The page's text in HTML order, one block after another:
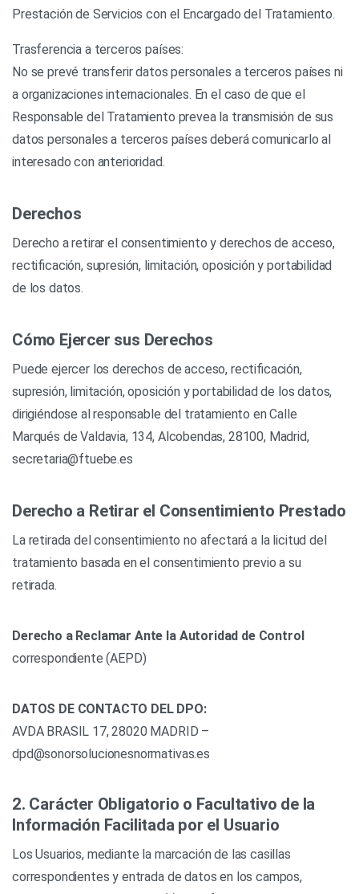
Prestación de Servicios con el Encargado del Tratamiento.
Trasferencia a terceros países:
No se prevé transferir datos personales a terceros países ni
a organizaciones internacionales. En el caso de que el
Responsable del Tratamiento prevea la transmisión de sus
datos personales a terceros países deberá comunicarlo al
interesado con anterioridad.
Derechos
Derecho a retirar el consentimiento y derechos de acceso,
rectificación, supresión, limitación, oposición y portabilidad
de los datos.
Cómo Ejercer sus Derechos
Puede ejercer los derechos de acceso, rectificación,
supresión, limitación, oposición y portabilidad de los datos,
dirigiéndose al responsable del tratamiento en Calle
Marqués de Valdavia, 134, Alcobendas, 28100, Madrid,
secretaria@ftuebe.es
Derecho a Retirar el Consentimiento Prestado
La retirada del consentimiento no afectará a la licitud del
tratamiento basada en el consentimiento previo a su
retirada.
Derecho a Reclamar Ante la Autoridad de Control
correspondiente (AEPD)
DATOS DE CONTACTO DEL DPO:
AVDA BRASIL 17, 28020 MADRID –
dpd@sonorsolucionesnormativas.es
2. Carácter Obligatorio o Facultativo de la
Información Facilitada por el Usuario
Los Usuarios, mediante la marcación de las casillas
correspondientes y entrada de datos en los campos,